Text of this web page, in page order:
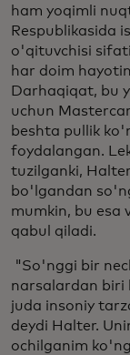
ham yoqimli
Respublikasida
o'qituvchisi
har doim
Darhaqiqat, bu
uchun
beshta pullik
foydalangan.
tuzilganki,
bo'lgandan
mumkin, bu esa
qabul qiladi.
"So'nggi bir
narsalardan biri
juda insoniy
deydi Halter.
ochilganim